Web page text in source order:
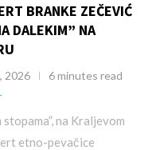
BRANKE ZEČEVIĆ
DALEKIM” NA
2026 6 minutes read
na Kraljevom
etno-pevačice